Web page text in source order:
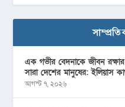
এক গভীর বেদনাকে জীবন
সারা দেশের মানুষের: ইলিয়াস
আগস্ট ৭, ২০২৬